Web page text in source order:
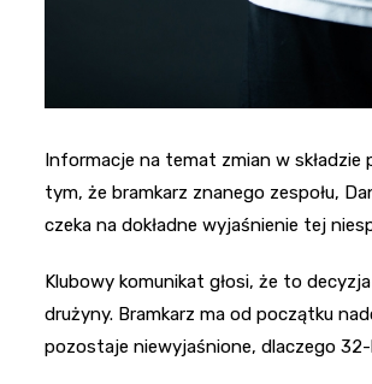
Informacje na temat zmian w składzie
tym, że bramkarz znanego zespołu,
czeka na dokładne wyjaśnienie tej
Klubowy komunikat głosi, że to
drużyny. Bramkarz ma od początku
pozostaje niewyjaśnione, dlaczego